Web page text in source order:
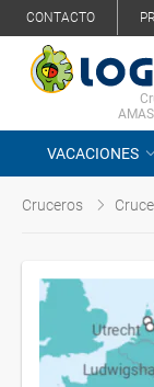
CONTACTO
VACACIONES
Cruceros